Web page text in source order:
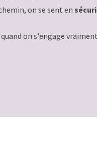
on se sent en
on s'engage